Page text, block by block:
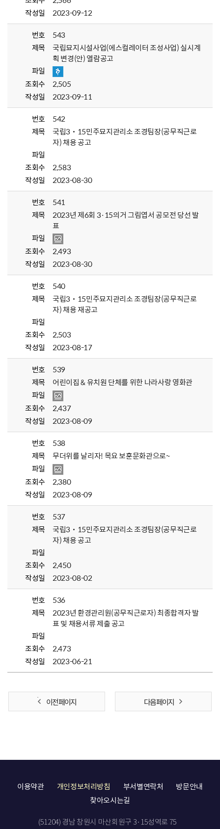
작성일
2023-09-12
번호
543
제목
국립묘지시설사업(에스컬레이터 조성사업) 실시계
획 변경(안) 열람공고
파일
조회수
2,505
작성일
2023-09-11
번호
542
제목
국립3˙15민주묘지관리소 조경팀장(공무직근로
자) 채용 공고
파일
조회수
2,583
작성일
2023-08-30
번호
541
제목
2023년 제6회 3·15의거 그림엽서 공모전 당선 발
표
파일
조회수
2,493
작성일
2023-08-30
번호
540
제목
국립3˙15민주묘지관리소 조경팀장(공무직근로
자) 채용 재공고
파일
조회수
2,503
작성일
2023-08-17
번호
539
제목
어린이집 & 유치원 단체를 위한 나라사랑 영화관
파일
조회수
2,437
작성일
2023-08-09
번호
538
제목
무더위를 날리자! 목요 보훈문화관으로~
파일
조회수
2,380
작성일
2023-08-09
번호
537
제목
국립3˙15민주묘지관리소 조경팀장(공무직근로
자) 채용 공고
파일
조회수
2,450
작성일
2023-08-02
번호
536
제목
2023년 환경관리원(공무직근로자) 최종합격자 발
표 및 채용서류 제출 공고
파일
조회수
2,473
작성일
2023-06-21
이전 페이지 다음 페이지
이용약관 개인정보처리방침 부서별연락처
방문안내
찾아오시는길
(51204) 경남 창원시 마산회원구 3·15성역로 75